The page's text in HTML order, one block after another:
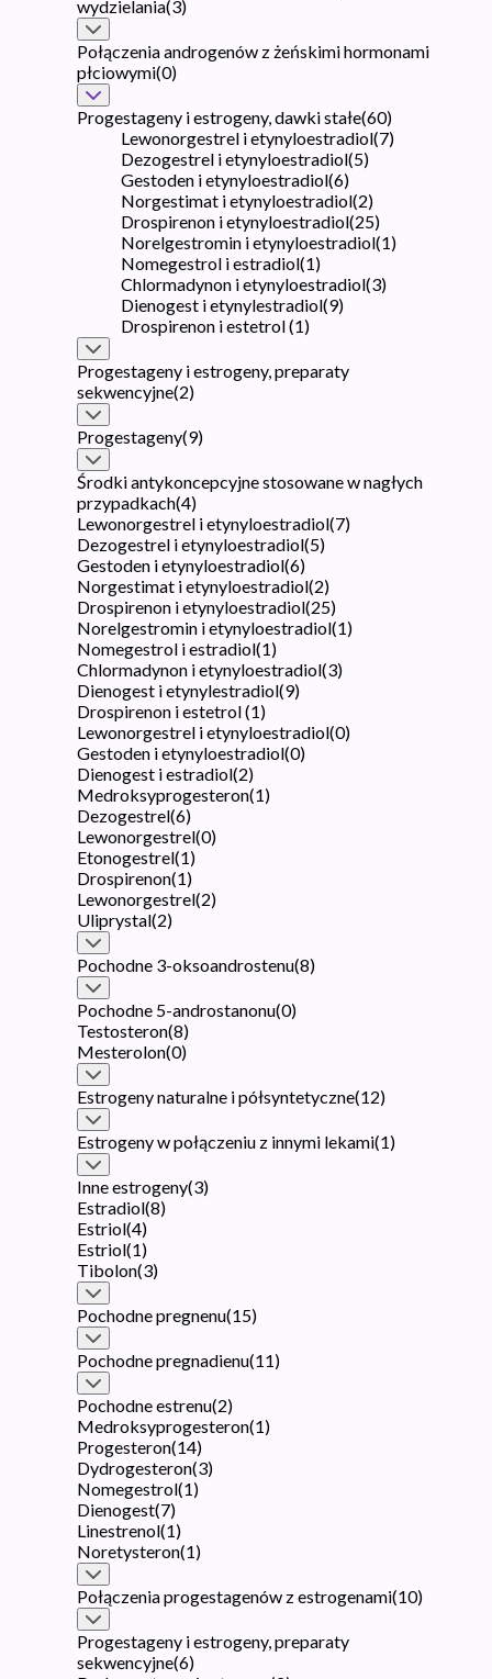
wydzielania(3)
Połączenia androgenów z żeńskimi hormonami
płciowymi(0)
Progestageny i estrogeny, dawki stałe(60)
Lewonorgestrel i etynyloestradiol(7)
Dezogestrel i etynyloestradiol(5)
Gestoden i etynyloestradiol(6)
Norgestimat i etynyloestradiol(2)
Drospirenon i etynyloestradiol(25)
Norelgestromin i etynyloestradiol(1)
Nomegestrol i estradiol(1)
Chlormadynon i etynyloestradiol(3)
Dienogest i etynylestradiol(9)
Drospirenon i estetrol(1)
Progestageny i estrogeny, preparaty
sekwencyjne(2)
Progestageny(9)
Środki antykoncepcyjne stosowane w nagłych
przypadkach(4)
Lewonorgestrel i etynyloestradiol(7)
Dezogestrel i etynyloestradiol(5)
Gestoden i etynyloestradiol(6)
Norgestimat i etynyloestradiol(2)
Drospirenon i etynyloestradiol(25)
Norelgestromin i etynyloestradiol(1)
Nomegestrol i estradiol(1)
Chlormadynon i etynyloestradiol(3)
Dienogest i etynylestradiol(9)
Drospirenon i estetrol(1)
Lewonorgestrel i etynyloestradiol(0)
Gestoden i etynyloestradiol(0)
Dienogest i estradiol(2)
Medroksyprogesteron(1)
Dezogestrel(6)
Lewonorgestrel(0)
Etonogestrel(1)
Drospirenon(1)
Lewonorgestrel(2)
Uliprystal(2)
Pochodne 3-oksoandrostenu(8)
Pochodne 5-androstanonu(0)
Testosteron(8)
Mesterolon(0)
Estrogeny naturalne i półsyntetyczne(12)
Estrogeny w połączeniu z innymi lekami(1)
Inne estrogeny(3)
Estradiol(8)
Estriol(4)
Estriol(1)
Tibolon(3)
Pochodne pregnenu(15)
Pochodne pregnadienu(11)
Pochodne estrenu(2)
Medroksyprogesteron(1)
Progesteron(14)
Dydrogesteron(3)
Nomegestrol(1)
Dienogest(7)
Linestrenol(1)
Noretysteron(1)
Połączenia progestagenów z estrogenami(10)
Progestageny i estrogeny, preparaty
sekwencyjne(6)